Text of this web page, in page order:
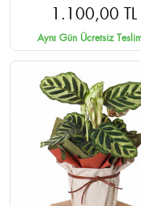
1.100,00 TL
Aynı Gün Ücretsiz